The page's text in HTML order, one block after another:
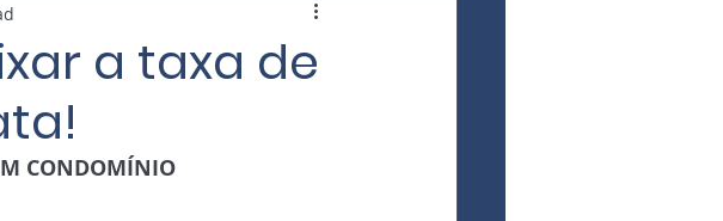
a taxa de
CONDOMÍNIO